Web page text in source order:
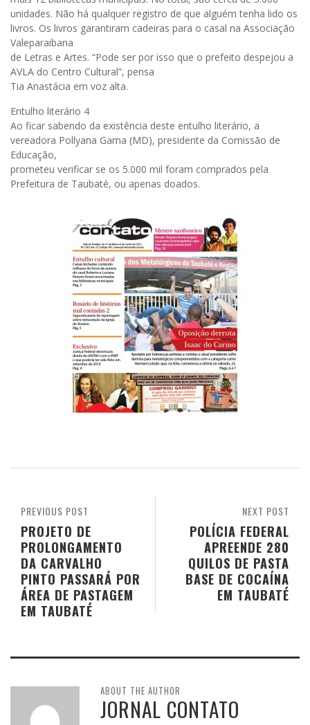
unidades. Não há qualquer registro de que alguém tenha lido os
livros. Os livros garantiram cadeiras para o casal na Associação
Valeparaibana
de Letras e Artes. “Pode ser por isso que o prefeito despejou a
AVLA do Centro Cultural”, pensa
Tia Anastácia em voz alta.
Entulho literário 4
Ao ficar sabendo da existência deste entulho literário, a
vereadora Pollyana Gama (MD), presidente da Comissão de
Educação,
prometeu verificar se os 5.000 mil foram comprados pela
Prefeitura de Taubaté, ou apenas doados.
NEXT POST
POLÍCIA FEDERAL
APREENDE 280
QUILOS DE PASTA
BASE DE COCAÍNA
EM TAUBATÉ
PREVIOUS POST
PROJETO DE
PROLONGAMENTO
DA CARVALHO
PINTO PASSARÁ POR
ÁREA DE PASTAGEM
EM TAUBATÉ
ABOUT THE AUTHOR
JORNAL CONTATO